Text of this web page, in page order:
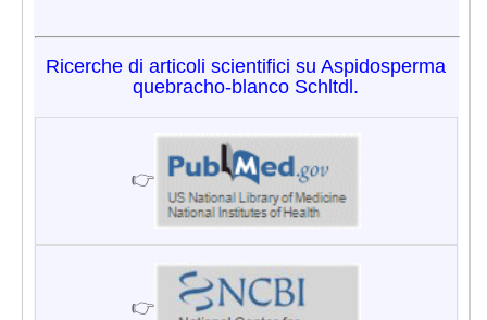
Ricerche di articoli scientifici su Aspidosperma
quebracho-blanco Schltdl.
👉
👉